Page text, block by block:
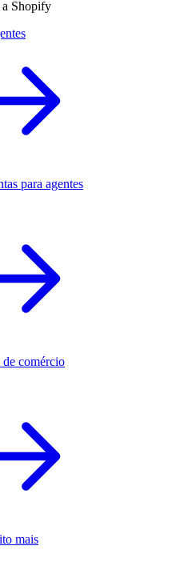
a Shopify
para agentes
de comércio
mais